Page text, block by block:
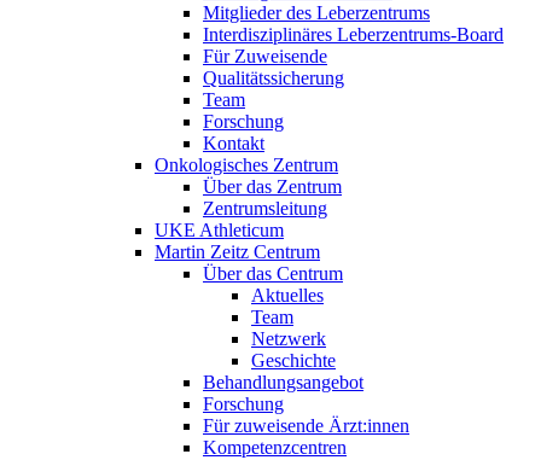
Mitglieder des Leberzentrums
Interdisziplinäres Leberzentrums-Board
Für Zuweisende
Qualitätssicherung
Team
Forschung
Kontakt
Onkologisches Zentrum
Über das Zentrum
Zentrumsleitung
UKE Athleticum
Martin Zeitz Centrum
Über das Centrum
Aktuelles
Team
Netzwerk
Geschichte
Behandlungsangebot
Forschung
Für zuweisende Ärzt:innen
Kompetenzcentren